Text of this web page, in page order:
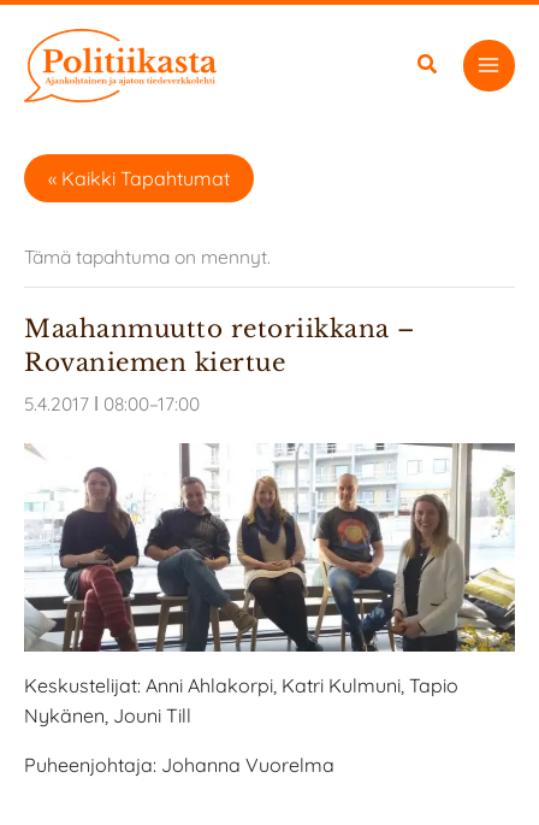
sisältöön
« Kaikki Tapahtumat
Tämä tapahtuma on mennyt.
Maahanmuutto retoriikkana –
Rovaniemen kiertue
5.4.2017 ǀ 08:00–17:00
Keskustelijat: Anni Ahlakorpi, Katri Kulmuni, Tapio
Nykänen, Jouni Till
Puheenjohtaja: Johanna Vuorelma